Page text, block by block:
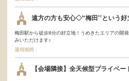
遠方の方も安心◇“梅田’’という好
梅田駅から徒歩8分の好立地！うめきたエリアの開
みいただけます♪
適用期間：
【会場隣接】全天候型プライベー